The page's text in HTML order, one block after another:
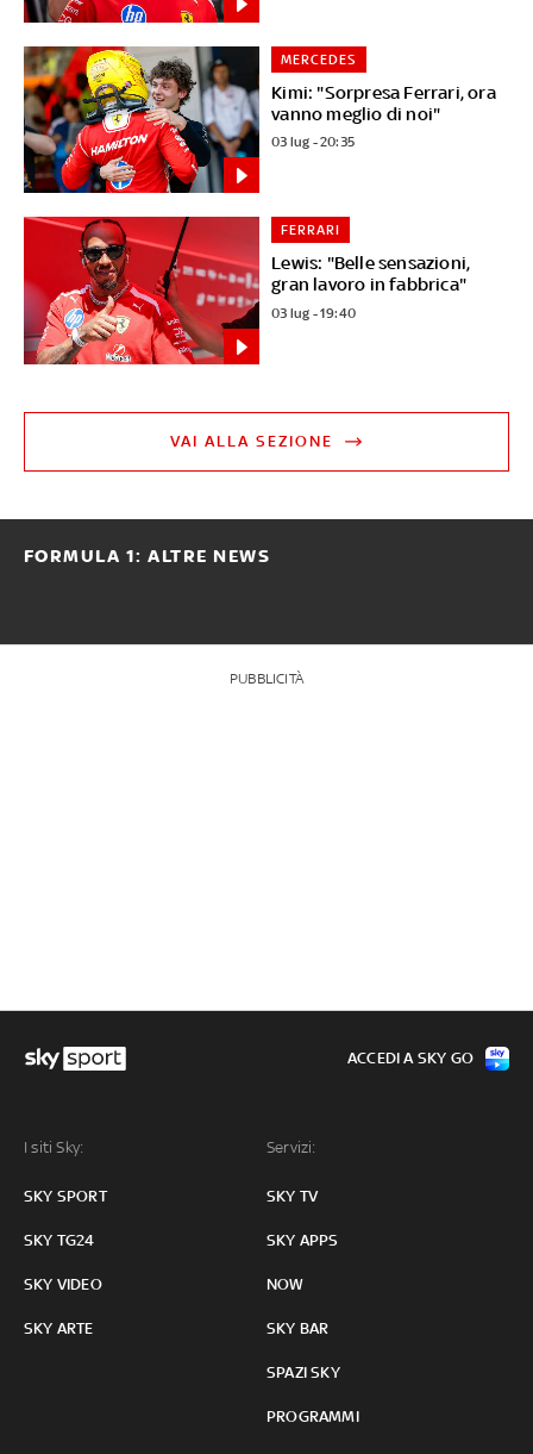
Kimi: "Sorpresa Ferrari, ora
vanno meglio di noi"
MERCEDES
03 lug - 20:35
Lewis: "Belle sensazioni,
gran lavoro in fabbrica"
FERRARI
03 lug - 19:40
VAI ALLA SEZIONE
FORMULA 1: ALTRE NEWS
PUBBLICITÀ
I siti Sky:
SKY SPORT
SKY TG24
SKY VIDEO
SKY ARTE
Servizi:
SKY TV
SKY APPS
NOW
SKY BAR
SPAZI SKY
PROGRAMMI
ACCEDI A SKY GO